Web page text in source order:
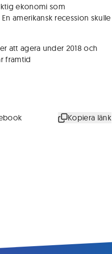
ekonomi som
amerikansk recession skulle
att agera under 2018 och
framtid
Kopiera länk